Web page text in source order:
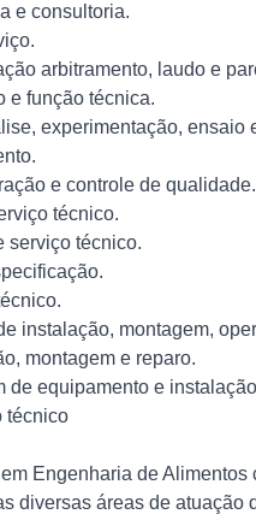
e consultoria.
arbitramento, laudo e
e função técnica.
experimentação, ensaio
e controle de qualidade.
técnico.
serviço técnico.
instalação, montagem,
montagem e reparo.
de equipamento e
técnico
Engenharia de
diversas áreas de